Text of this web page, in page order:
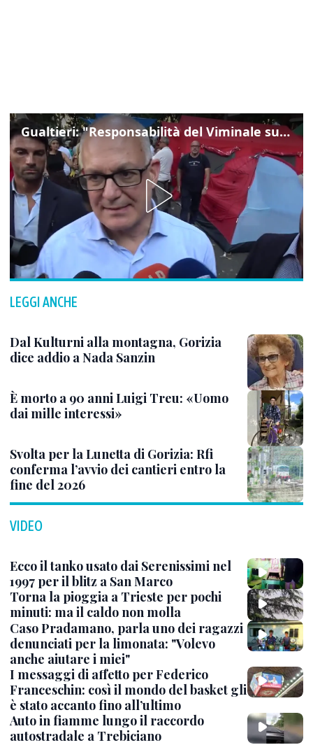
Gualtieri: "Responsabilità del Viminale su Spin Time? La posizione dei partiti è nota"
LEGGI ANCHE
Dal Kulturni alla montagna, Gorizia
dice addio a Nada Sanzin
È morto a 90 anni Luigi Treu: «Uomo
dai mille interessi»
Svolta per la Lunetta di Gorizia: Rfi
conferma l’avvio dei cantieri entro la
fine del 2026
VIDEO
Ecco il tanko usato dai Serenissimi nel
1997 per il blitz a San Marco
Torna la pioggia a Trieste per pochi
minuti: ma il caldo non molla
Caso Pradamano, parla uno dei ragazzi
denunciati per la limonata: "Volevo
anche aiutare i miei"
I messaggi di affetto per Federico
Franceschin: così il mondo del basket gli
è stato accanto fino all’ultimo
Auto in fiamme lungo il raccordo
autostradale a Trebiciano